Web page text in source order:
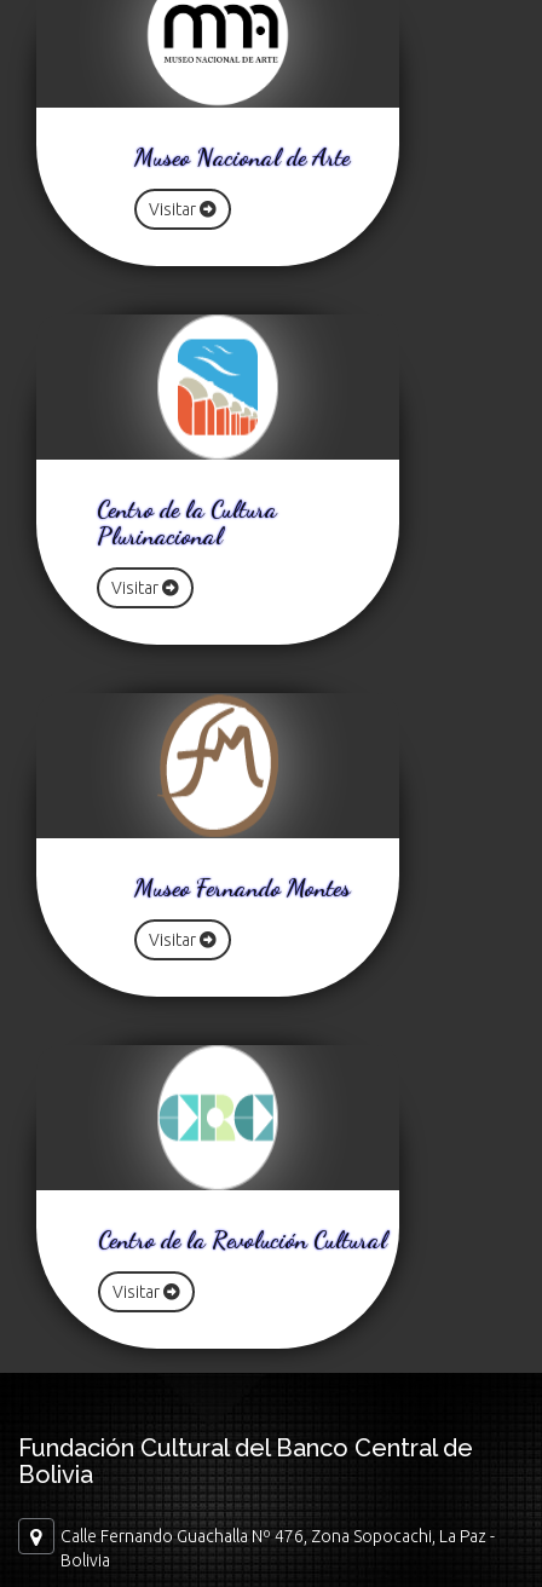
Museo Nacional de Arte
Visitar
Centro de la Cultura
Plurinacional
Visitar
Museo Fernando Montes
Visitar
Centro de la Revolución Cultural
Visitar
Fundación Cultural del Banco Central de
Bolivia
Calle Fernando Guachalla Nº 476, Zona Sopocachi, La Paz -
Bolivia